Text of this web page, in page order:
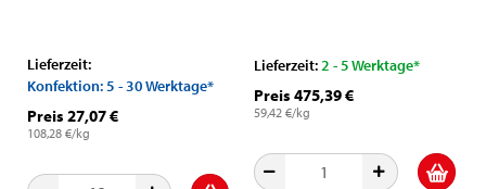
Lieferzeit:
Konfektion: 5 - 30 Werktage*
Preis 27,07 €
108,28 €/kg
Lieferzeit:2 - 5 Werktage*
Preis 475,39 €
59,42 €/kg